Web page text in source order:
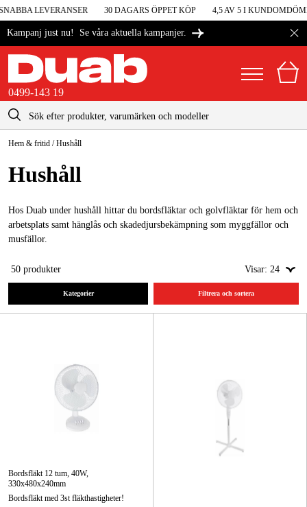
LEVERANSER 30 DAGARS ÖPPET KÖP 4,5 AV 5 I KUNDOMDÖMEN
Kampanj just nu! Se våra aktuella kampanjer.
0499-143 19
Sverige
Danmark
Suomi
Norge
Maskiner & verktyg
Garage & verkstad
Maskintillbehör & förbrukning
Arbetskläder & skydd
Våra varumärken
kontakt@duab.se
Hem & fritid /Hushåll
Hushåll
Hos Duab under hushåll hittar du bordsfläktar och golvfläktar för hem och
arbetsplats samt hänglås och skadedjursbekämpning som myggfällor och
musfällor.
50 produkter Visar: 24
Kategorier Filtrera och sortera
Bordsfläkt 12 tum, 40W,
330x480x240mm
Bordsfläkt med 3st fläkthastigheter!